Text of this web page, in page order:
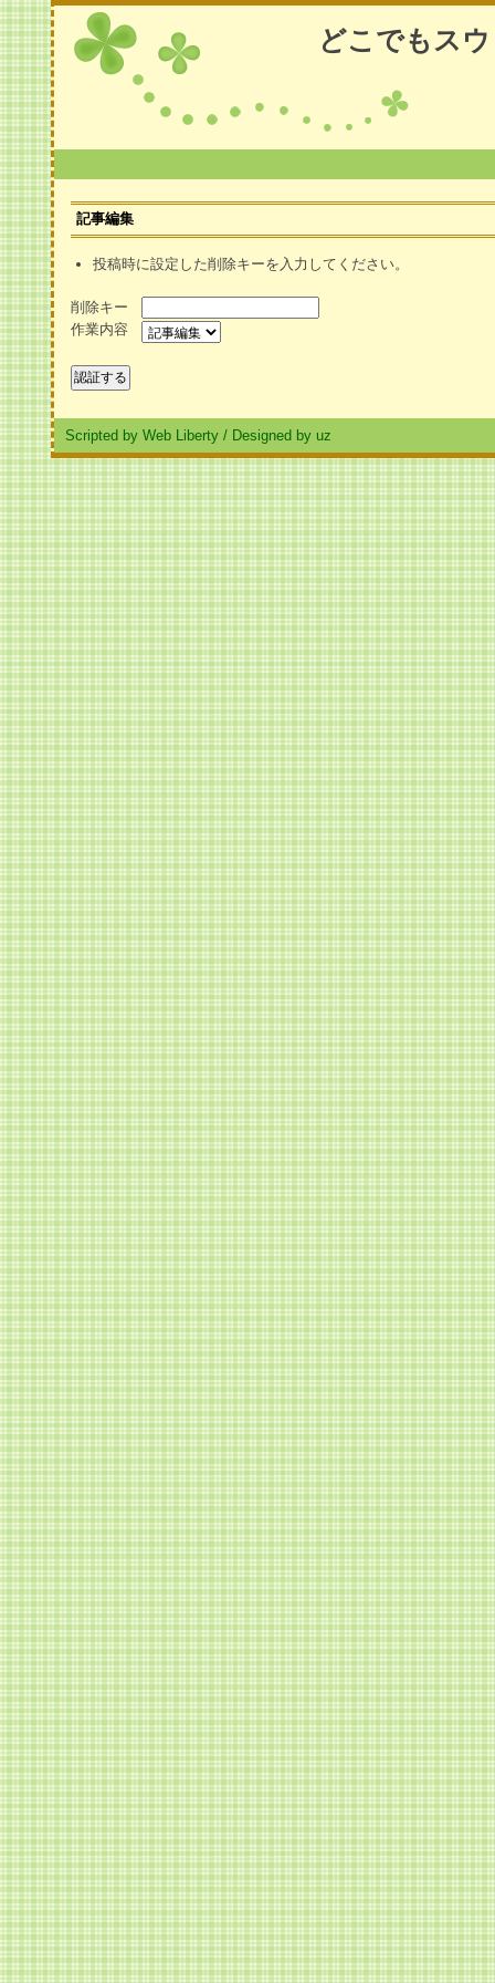
どこでもス
記事編集
投稿時に設定した削除キーを入力してください。
削除キー
作業内容
Scripted by Web Liberty / Designed by uz